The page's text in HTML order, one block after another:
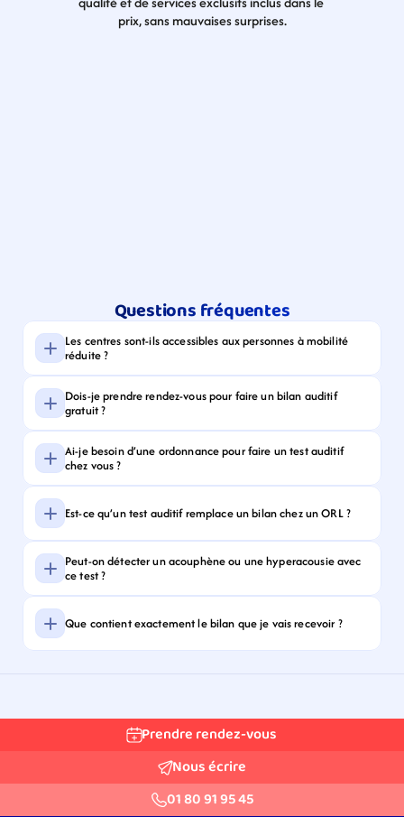
prix, sans mauvaises surprises.
Questions fréquentes
Les centres sont-ils accessibles aux personnes à mobilité
réduite ?
Dois-je prendre rendez-vous pour faire un bilan auditif
gratuit ?
Ai-je besoin d’une ordonnance pour faire un test auditif
chez vous ?
Est-ce qu’un test auditif remplace un bilan chez un ORL ?
Peut-on détecter un acouphène ou une hyperacousie avec
ce test ?
Que contient exactement le bilan que je vais recevoir ?
Prendre rendez-vous
Nous écrire
01 80 91 95 45